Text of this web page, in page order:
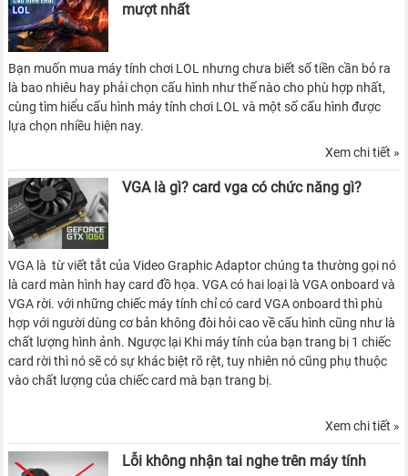
mượt nhất
Bạn muốn mua máy tính chơi LOL nhưng chưa biết số tiền cần bỏ ra
là bao nhiêu hay phải chọn cấu hình như thế nào cho phù hợp nhất,
cùng tìm hiểu cấu hình máy tính chơi LOL và một số cấu hình được
lựa chọn nhiều hiện nay.
Xem chi tiết »
VGA là gì? card vga có chức năng gì?
VGA là từ viết tắt của Video Graphic Adaptor chúng ta thường gọi nó
là card màn hình hay card đồ họa. VGA có hai loại là VGA onboard và
VGA rời. với những chiếc máy tính chỉ có card VGA onboard thì phù
hợp với người dùng cơ bản không đòi hỏi cao về cấu hình cũng như là
chất lượng hình ảnh. Ngược lại Khi máy tính của bạn trang bị 1 chiếc
card rời thì nó sẽ có sự khác biệt rõ rệt, tuy nhiên nó cũng phụ thuộc
vào chất lượng của chiếc card mà bạn trang bị.
Xem chi tiết »
Lỗi không nhận tai nghe trên máy tính